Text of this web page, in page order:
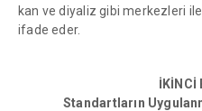
kan ve diyaliz gibi merkezleri
ifade eder.
İKİNCİ
Standartların